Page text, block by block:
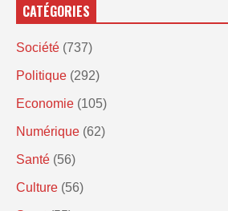
CATÉGORIES
Société (737)
Politique (292)
Economie (105)
Numérique (62)
Santé (56)
Culture (56)